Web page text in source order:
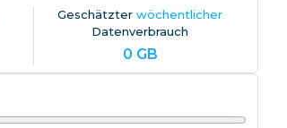
Geschätzterwöchentlicher
Datenverbrauch
0 GB